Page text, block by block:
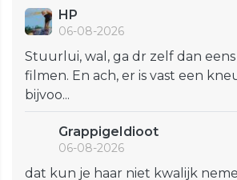
HP
06-08-2026
Stuurlui, wal, ga dr zelf dan eens
filmen. En ach, er is vast een
bijvoo...
GrappigeIdioot
06-08-2026
dat kun je haar niet kwalijk